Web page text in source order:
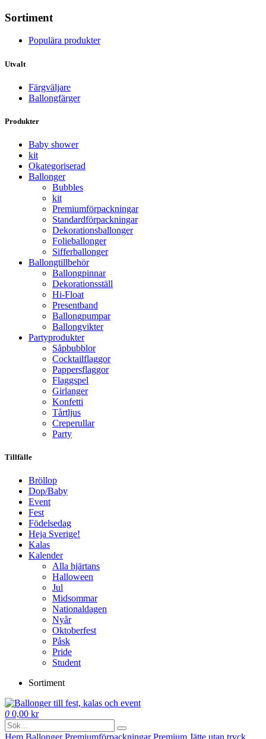
Sortiment
Populära produkter
Utvalt
Färgväljare
Ballongfärger
Produkter
Baby shower
kit
Okategoriserad
Ballonger
Bubbles
kit
Premium­förpackningar
Standard­­förpackningar
Dekorations­ballonger
Folie­­­ballonger
Siffer­­ballonger
Ballong­tillbehör
Ballongpinnar
Dekorationsställ
Hi-Float
Presentband
Ballongpumpar
Ballong­vikter
Party­­produkter
Såpbubblor
Cocktail­flaggor
Pappers­flaggor
Flaggspel
Girlanger
Konfetti
Tårtljus
Creperullar
Party
Tillfälle
Bröllop
Dop/Baby
Event
Fest
Födelsedag
Heja Sverige!
Kalas
Kalender
Alla hjärtans
Halloween
Jul
Midsommar
Nationaldagen
Nyår
Oktoberfest
Påsk
Pride
Student
Sortiment
0 0,00 kr